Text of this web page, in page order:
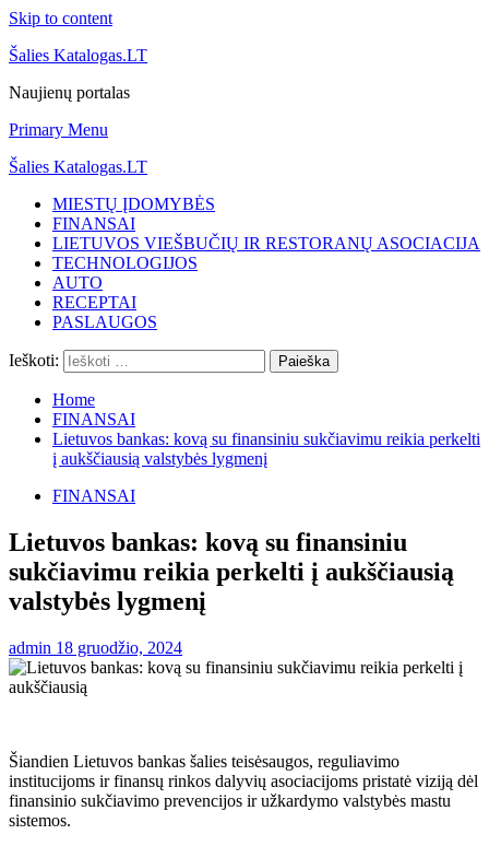
Skip to content
Šalies Katalogas.LT
Naujienų portalas
Primary Menu
Šalies Katalogas.LT
MIESTŲ ĮDOMYBĖS
FINANSAI
LIETUVOS VIEŠBUČIŲ IR RESTORANŲ ASOCIACIJA
TECHNOLOGIJOS
AUTO
RECEPTAI
PASLAUGOS
Ieškoti:
Home
FINANSAI
Lietuvos bankas: kovą su finansiniu sukčiavimu reikia perkelti
į aukščiausią valstybės lygmenį
FINANSAI
Lietuvos bankas: kovą su finansiniu
sukčiavimu reikia perkelti į aukščiausią
valstybės lygmenį
admin 18 gruodžio, 2024
Šiandien Lietuvos bankas šalies teisėsaugos, reguliavimo
institucijoms ir finansų rinkos dalyvių asociacijoms pristatė viziją dėl
finansinio sukčiavimo prevencijos ir užkardymo valstybės mastu
sistemos.